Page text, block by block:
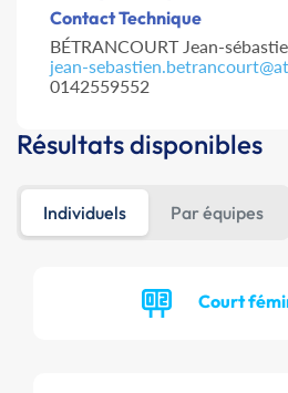
Contact Technique
BÉTRANCOURT Jean-
jean-
0142559552
Résultats disponibles
Individuels Par équipes
Court